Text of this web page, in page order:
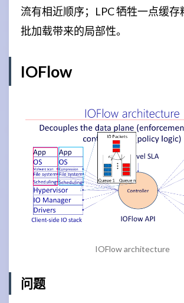
流有相近顺序；LPC 牺牲一点缓
批加载带来的局部性。
IOFlow
IOFlow architecture
问题